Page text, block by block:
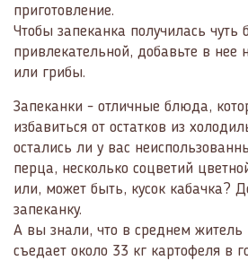
приготовление.
Чтобы запеканка получилась чуть
привлекательной, добавьте в нее
или грибы.
Запеканки - отличные блюда,
избавиться от остатков из
остались ли у вас
перца, несколько соцветий
или, может быть, кусок кабачка?
запеканку.
А вы знали, что в среднем
съедает около 33 кг картофеля в